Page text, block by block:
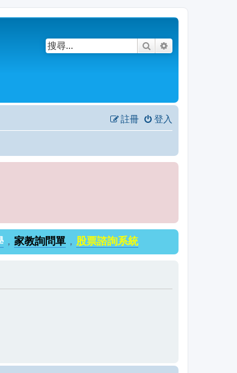
搜尋
登入
註冊
， 家教詢問單 ， 股票諮詢系統